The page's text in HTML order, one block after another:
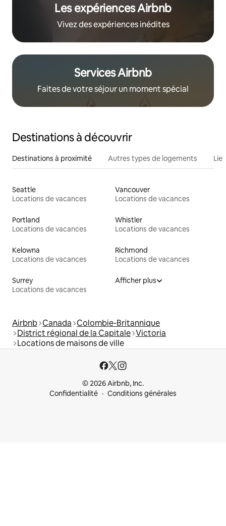
Les expériences Airbnb
Vivez des expériences inédites
Services Airbnb
Faites de votre séjour un moment spécial
Destinations à découvrir
Destinations à proximité Autres types de logements
Seattle
Locations de vacances
Vancouver
Locations de vacances
Portland
Locations de vacances
Whistler
Locations de vacances
Kelowna
Locations de vacances
Richmond
Locations de vacances
Surrey
Locations de vacances
Afficher plus
Airbnb Canada Colombie-Britannique
District régional de la Capitale Victoria
Locations de maisons de ville
© 2026 Airbnb, Inc.
Confidentialité
Conditions générales